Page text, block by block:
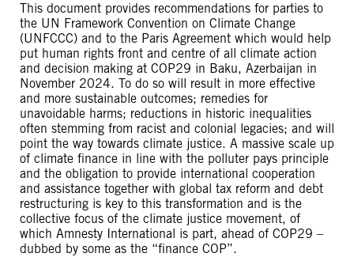
This document provides recommendations for parties to
the UN Framework Convention on Climate Change
(UNFCCC) and to the Paris Agreement which would help
put human rights front and centre of all climate action
and decision making at COP29 in Baku, Azerbaijan in
November 2024. To do so will result in more effective
and more sustainable outcomes; remedies for
unavoidable harms; reductions in historic inequalities
often stemming from racist and colonial legacies; and will
point the way towards climate justice. A massive scale up
of climate finance in line with the polluter pays principle
and the obligation to provide international cooperation
and assistance together with global tax reform and debt
restructuring is key to this transformation and is the
collective focus of the climate justice movement, of
which Amnesty International is part, ahead of COP29 –
dubbed by some as the “finance COP”.